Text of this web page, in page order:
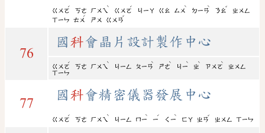
ㄍㄨㄛ
ˊ
ㄎㄜ ㄏㄨㄟ
ˋ
ㄍㄨㄛ
ˊ
ㄐㄧㄚ ㄍㄠ ㄙㄨ
ˋ
ㄉㄧㄢ
ˋ
ㄋㄠ
ˇ
ㄓㄨㄥ
ㄒㄧㄣ
ㄊㄨ
ˊ
ㄕㄨ ㄍㄨㄢ
ˇ
76
國 科會晶片設計製作中心
ㄍㄨㄛ
ˊ
ㄎㄜ ㄏㄨㄟ
ˋ
ㄐㄧㄥ ㄆㄧㄢ
ˋ
ㄕㄜ
ˋ
ㄐㄧ
ˋ
ㄓ
ˋ
ㄗㄨㄛ
ˋ
ㄓㄨㄥ
ㄒㄧㄣ
77
國 科會精密儀器發展中心
ㄍㄨㄛ
ˊ
ㄎㄜ ㄏㄨㄟ
ˋ
ㄐㄧㄥ ㄇㄧ
ˋ
ㄧ
ˊ
ㄑㄧ
ˋ
ㄈㄚ ㄓㄢ
ˇ
ㄓㄨㄥ ㄒㄧㄣ